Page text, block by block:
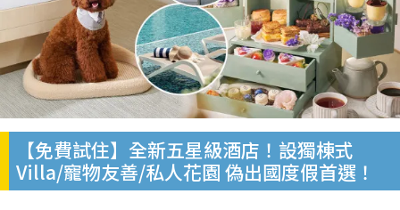
【免費試住】全新五星級酒店！設獨棟式
Villa/寵物友善/私人花園 偽出國度假首選！